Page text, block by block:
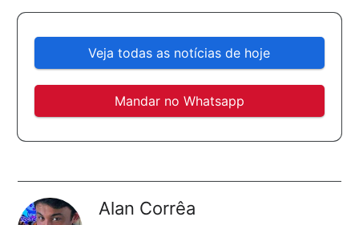
Veja todas as notícias de hoje
Mandar no Whatsapp
Alan Corrêa